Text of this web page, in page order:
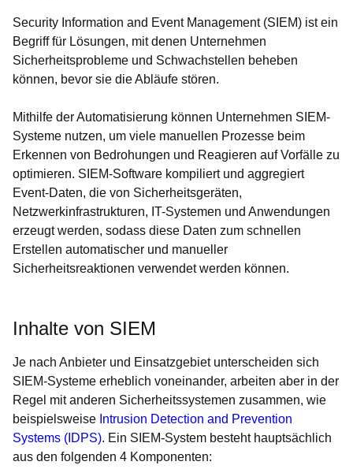
Security Information and Event Management (SIEM) ist ein
Begriff für Lösungen, mit denen Unternehmen
Sicherheitsprobleme und Schwachstellen beheben
können, bevor sie die Abläufe stören.
Mithilfe der Automatisierung können Unternehmen SIEM-
Systeme nutzen, um viele manuellen Prozesse beim
Erkennen von Bedrohungen und Reagieren auf Vorfälle zu
optimieren. SIEM-Software kompiliert und aggregiert
Event-Daten, die von Sicherheitsgeräten,
Netzwerkinfrastrukturen, IT-Systemen und Anwendungen
erzeugt werden, sodass diese Daten zum schnellen
Erstellen automatischer und manueller
Sicherheitsreaktionen verwendet werden können.
Inhalte von SIEM
Je nach Anbieter und Einsatzgebiet unterscheiden sich
SIEM-Systeme erheblich voneinander, arbeiten aber in der
Regel mit anderen Sicherheitssystemen zusammen, wie
beispielsweise Intrusion Detection and Prevention
Systems (IDPS). Ein SIEM-System besteht hauptsächlich
aus den folgenden 4 Komponenten: